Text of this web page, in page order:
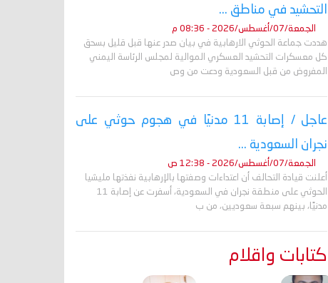
التحشيد في مناطق ...
الجمعة/07/أغسطس/2026 - 08:36 م
هددت جماعة الحوثي الارهابية في بيان صدر عنها قبل قليل بسحق
كل معسكرات التحشيد العسكري الموالية لمجلس الرئاسة اليمني
المفروض من قبل السعودية ودعت من وص
عاجل / إصابة 11 مدنيًا في هجوم حوثي على
نجران السعودية ...
الجمعة/07/أغسطس/2026 - 12:38 ص
أعلنت قيادة التحالف أن اعتداءات وصفتها بالإرهابية نفذتها مليشيا
الحوثي على منطقة نجران في السعودية، أسفرت عن إصابة 11
مدنيًا، بينهم سبعة سعوديين، من ب
كتابات واقلام